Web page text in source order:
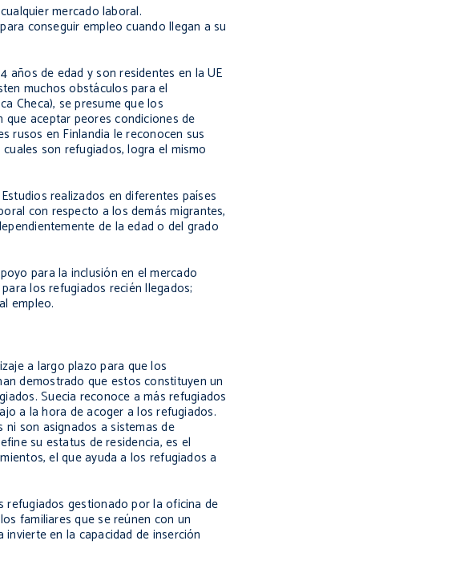
mercado laboral.
conseguir empleo cuando llegan a su
años de edad y son residentes en la UE
muchos obstáculos para el
Checa), se presume que los
aceptar peores condiciones de
rusos en Finlandia le reconocen sus
son refugiados, logra el mismo
realizados en diferentes países
con respecto a los demás migrantes,
de la edad o del grado
para la inclusión en el mercado
los refugiados recién llegados;
empleo.
a largo plazo para que los
demostrado que estos constituyen un
Suecia reconoce a más refugiados
a la hora de acoger a los refugiados.
son asignados a sistemas de
su estatus de residencia, es el
el que ayuda a los refugiados a
refugiados gestionado por la oficina de
familiares que se reúnen con un
en la capacidad de inserción